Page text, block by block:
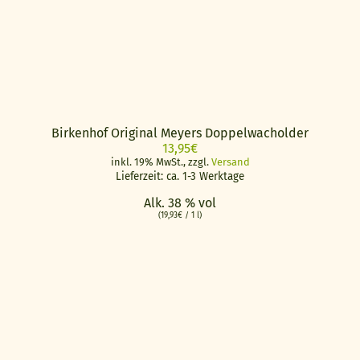
Birkenhof Original Meyers Doppelwacholder
13,95€
inkl. 19% MwSt., zzgl. Versand
Lieferzeit: ca. 1-3 Werktage
Alk. 38 % vol
(19,93€ / 1 l)